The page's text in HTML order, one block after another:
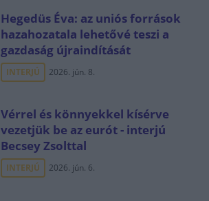
Hegedüs Éva: az uniós források
hazahozatala lehetővé teszi a
gazdaság újraindítását
INTERJÚ 2026. jún. 8.
Vérrel és könnyekkel kísérve
vezetjük be az eurót - interjú
Becsey Zsolttal
INTERJÚ 2026. jún. 6.